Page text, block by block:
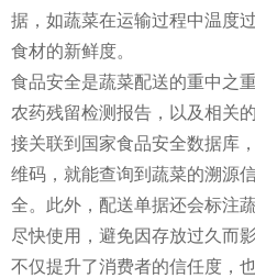
据，如蔬菜在运输过程中温度
食材的新鲜度。
食品安全是蔬菜配送的重中之
农药残留检测报告，以及相关
接关联到国家食品安全数据库
维码，就能查询到蔬菜的溯源
全。此外，配送单据还会标注
尽快使用，避免因存放过久而
不仅提升了消费者的信任度，